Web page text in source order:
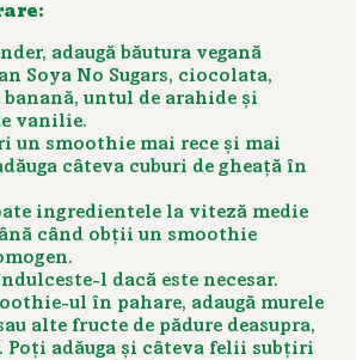
adaugă băutura vegană
Soya No Sugars, ciocolata,
untul de arahide și
vanilie.
un smoothie mai rece și mai
ăuga câteva cuburi de gheață în
ingredientele la viteză medie
când obții un smoothie
l dacă este necesar.
ul în pahare, adaugă murele
alte fructe de pădure deasupra,
Poți adăuga și câteva felii subțiri